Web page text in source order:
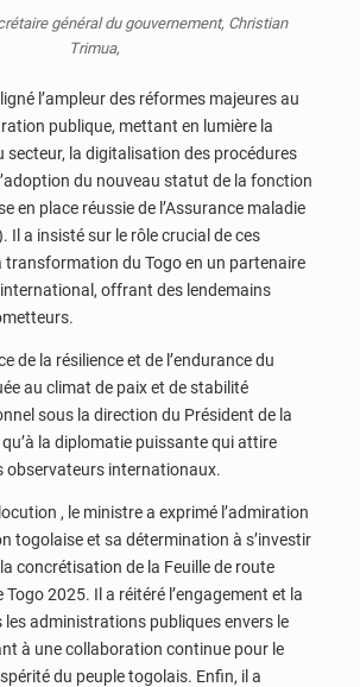
général du gouvernement, Christian
Trimua,
l’ampleur des réformes majeures au
publique, mettant en lumière la
secteur, la digitalisation des procédures
du nouveau statut de la fonction
en place réussie de l’Assurance maladie
Il a insisté sur le rôle crucial de ces
transformation du Togo en un partenaire
offrant des lendemains
de la résilience et de l’endurance du
au climat de paix et de stabilité
sous la direction du Président de la
la diplomatie puissante qui attire
observateurs internationaux.
, le ministre a exprimé l’admiration
togolaise et sa détermination à s’investir
concrétisation de la Feuille de route
2025. Il a réitéré l’engagement et la
les administrations publiques envers le
à une collaboration continue pour le
du peuple togolais. Enfin, il a